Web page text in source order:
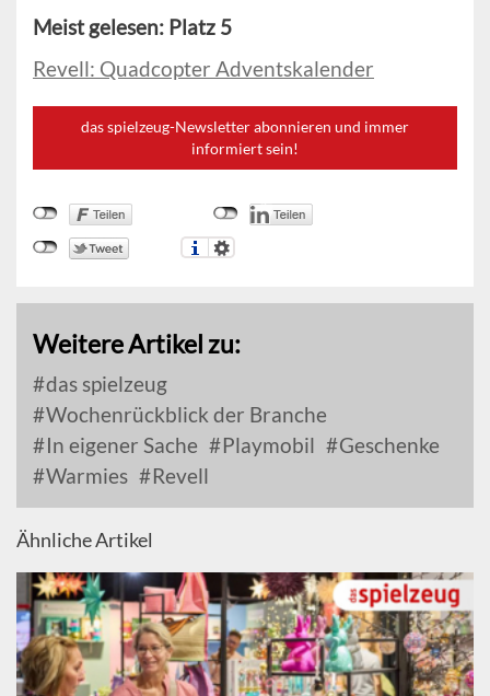
Meist gelesen: Platz 5
Revell: Quadcopter Adventskalender
das spielzeug-Newsletter abonnieren und immer
informiert sein!
Weitere Artikel zu:
das spielzeug
Wochenrückblick der Branche
In eigener Sache
Playmobil
Geschenke
Warmies
Revell
Ähnliche Artikel